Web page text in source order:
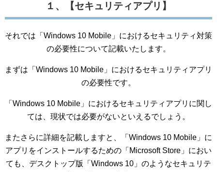
１、【セキュリティアプリ】
それでは「Windows 10 Mobile」におけるセキュリティ対策
の必要性について記載いたします。
まずは「Windows 10 Mobile」におけるセキュリティアプリ
の必要性です。
「Windows 10 Mobile」におけるセキュリティアプリに関し
ては、現状では必要がないといえるでしょう。
またさらに詳細を記載しますと、「Windows 10 Mobile」に
アプリをインストールするための「Microsoft Store」におい
ても、デスクトップ版「Windows 10」のようなセキュリテ